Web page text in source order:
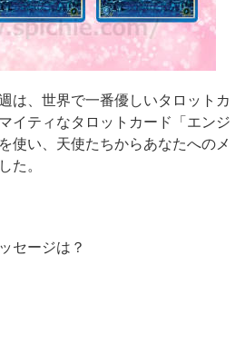
は、世界で一番優しいタロットカ
イティなタロットカード「エンジ
使い、天使たちからあなたへのメ
た。
セージは？